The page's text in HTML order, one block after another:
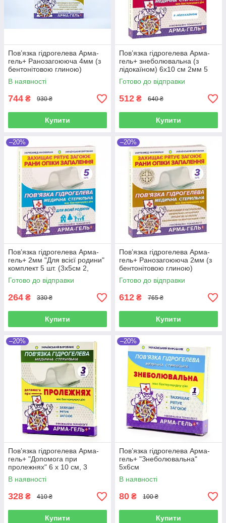
Пов’язка гідрогелева Арма-
гель+ Ранозагоююча 4мм (з
бентонітовою глиною)
10х12см, 3шт в упаковці
В наявності
744 ₴ 930 ₴
Купити
Пов’язка гідрогелева Арма-
гель+ знеболювальна (з
лідокаїном) 6х10 см 2мм 5
шт в упаковці
Готово до відправки
512 ₴ 640 ₴
Купити
–20%
Пов’язка гідрогелева Арма-
гель+ 2мм "Для всієї родини"
комплект 5 шт. (3х5см 2,
6х5см 2, 6х10см)
Готово до відправки
264 ₴ 330 ₴
Купити
–20%
Пов’язка гідрогелева Арма-
гель+ Ранозагоююча 2мм (з
бентонітовою глиною)
10х12см, 3шт в упаковці
Готово до відправки
612 ₴ 765 ₴
Купити
–20%
Пов’язка гідрогелева Арма-
гель+ "Допомога при
пролежнях" 6 х 10 см, 3
пов'язки в упаковці
В наявності
328 ₴ 410 ₴
Купити
–20%
Пов’язка гідрогелева Арма-
гель+ "Знеболювальна"
5х6см
В наявності
80 ₴ 100 ₴
Купити